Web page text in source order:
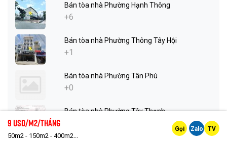
Bán tòa nhà Phường Hạnh Thông
+6
Bán tòa nhà Phường Thông Tây Hội
+1
Bán tòa nhà Phường Tân Phú
+0
Bán tòa nhà Phường Tây Thạnh
9 Usd/m2/tháng
50m2 - 150m2 - 400m2...
Gọi Zalo TV